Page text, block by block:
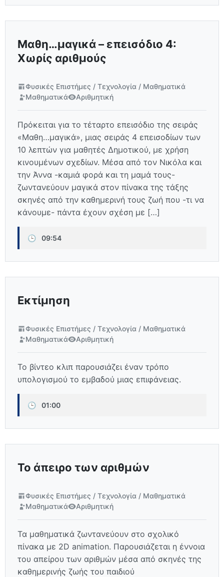
Μαθη…μαγικά – επεισόδιο 4:
Χωρίς αριθμούς
Φυσικές Επιστήμες / Τεχνολογία / Μαθηματικά
Μαθηματικά
Αριθμητική
Πρόκειται για το τέταρτο επεισόδιο της σειράς
«Μαθη…μαγικά», μιας σειράς 4 επεισοδίων των
10 λεπτών για μαθητές Δημοτικού, με χρήση
κινουμένων σχεδίων. Μέσα από τον Νικόλα και
την Άννα -καμιά φορά και τη μαμά τους-
ζωντανεύουν μαγικά στον πίνακα της τάξης
σκηνές από την καθημερινή τους ζωή που -τι να
κάνουμε- πάντα έχουν σχέση με […]
🕒 09:54
Εκτίμηση
Φυσικές Επιστήμες / Τεχνολογία / Μαθηματικά
Μαθηματικά
Αριθμητική
Το βίντεο κλιπ παρουσιάζει έναν τρόπο
υπολογισμού το εμβαδού μιας επιφάνειας.
🕒 01:00
Το άπειρο των αριθμών
Φυσικές Επιστήμες / Τεχνολογία / Μαθηματικά
Μαθηματικά
Αριθμητική
Τα μαθηματικά ζωντανεύουν στο σχολικό
πίνακα με 2D animation. Παρουσιάζεται η έννοια
του απείρου των αριθμών μέσα από σκηνές της
καθημερινής ζωής του παιδιού